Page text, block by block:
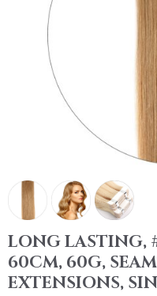
LONG LASTING,
60CM, 60G,
EXTENSIONS,